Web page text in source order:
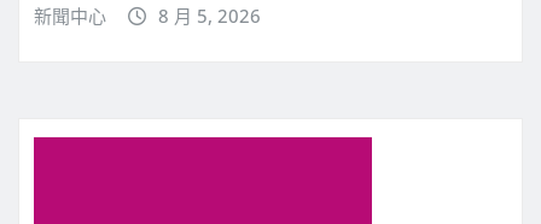
新聞中心 8 月 5, 2026